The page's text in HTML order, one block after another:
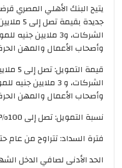
يتيح البنك الأهلي المصري
جديدة
الشركات، و3 ملايين
وأصحاب الأعمال والمهن
قيمة
الشركات، و 3
وأصحاب الأعمال والمهن
نسبة التمويل: تصل إلى 100% من سعر السيارة.
فترة السداد: تتراوح من عام حتى 7
الحد الأدنى لصافي الدخل الشهري: